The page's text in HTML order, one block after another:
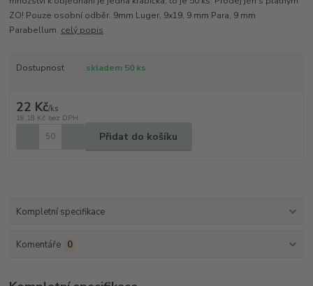
ZO! Pouze osobní odběr. 9mm Luger, 9x19, 9 mm Para, 9 mm
Parabellum. celý popis
Dostupnost skladem 50 ks
22 Kč/ks
18,18 Kč bez DPH
Přidat do košíku
Kompletní specifikace
Komentáře 0